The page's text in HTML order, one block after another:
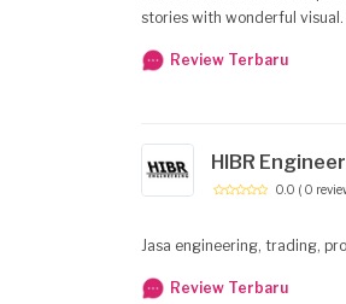
stories with wonderful visual.
Review Terbaru
HIBR
0.0 ( 0
Jasa engineering, trading,
Review Terbaru